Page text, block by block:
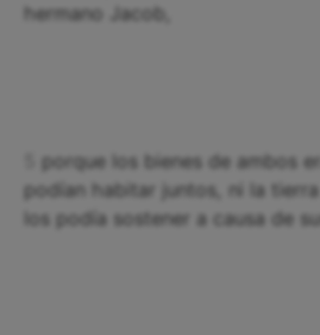
hermano Jacob,
porque los bienes de ambos
podían habitar juntos, ni la
los podía sostener a causa de